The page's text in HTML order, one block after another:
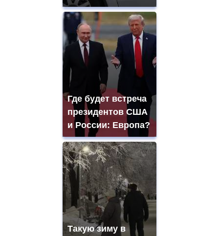
Где будет встреча
президентов США
и России: Европа?
Такую зиму в